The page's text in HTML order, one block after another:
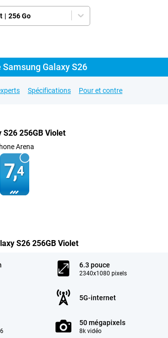
| 256 Go
Galaxy S26
Spécifications Pour et contre
S26 256GB Violet
Arena
7,4
S26 256GB Violet
6.3 pouce
2340x1080 pixels
5G-internet
50 mégapixels
8k vidéo